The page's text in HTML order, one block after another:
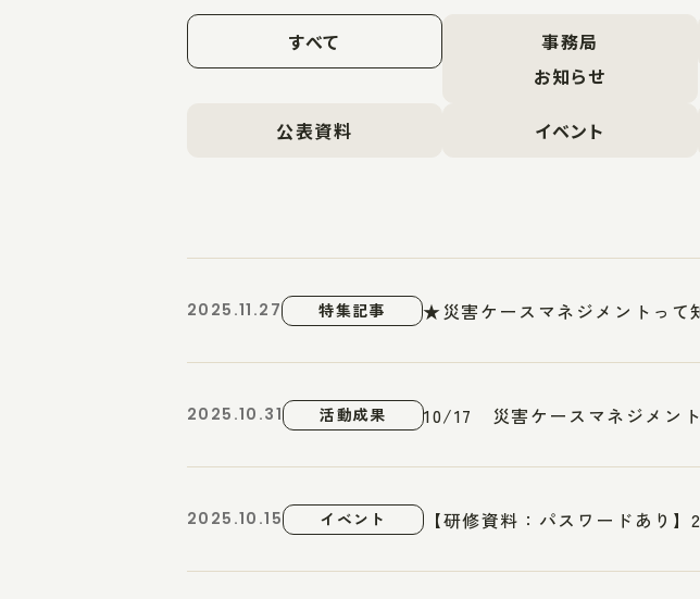
すべて
事務局
お知らせ
公表資料 イベント
2025.11.27 特集記事 ★災害ケースマネジメントって
2025.10.31 活動成果 10/17 災害ケースマネジメン
2025.10.15 イベント 【研修資料：パスワードあり